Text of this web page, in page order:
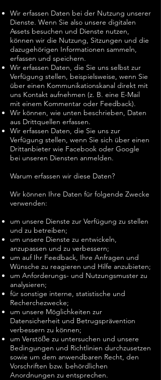
Wir erfassen Daten bei der Nutzung unserer
Dienste. Wenn Sie also unsere digitalen
Assets besuchen und Dienste nutzen,
können wir die Nutzung, Sitzungen und die
dazugehörigen Informationen sammeln,
erfassen und speichern.
Wir erfassen Daten, die Sie uns selbst zur
Verfügung stellen, beispielsweise, wenn Sie
über einen Kommunikationskanal direkt mit
uns Kontakt aufnehmen (z. B. eine E-Mail
mit einem Kommentar oder Feedback).
Wir können, wie unten beschrieben, Daten
aus Drittquellen erfassen.
Wir erfassen Daten, die Sie uns zur
Verfügung stellen, wenn Sie sich über einen
Drittanbieter wie Facebook oder Google
bei unseren Diensten anmelden.
Warum erfassen wir diese Daten?
Wir können Ihre Daten für folgende Zwecke
verwenden:
um unsere Dienste zur Verfügung zu stellen
und zu betreiben;
um unsere Dienste zu entwickeln,
anzupassen und zu verbessern;
um auf Ihr Feedback, Ihre Anfragen und
Wünsche zu reagieren und Hilfe anzubieten;
um Anforderungs- und Nutzungsmuster zu
analysieren;
für sonstige interne, statistische und
Recherchezwecke;
um unsere Möglichkeiten zur
Datensicherheit und Betrugsprävention
verbessern zu können;
um Verstöße zu untersuchen und unsere
Bedingungen und Richtlinien durchzusetzen
sowie um dem anwendbaren Recht, den
Vorschriften bzw. behördlichen
Anordnungen zu entsprechen.